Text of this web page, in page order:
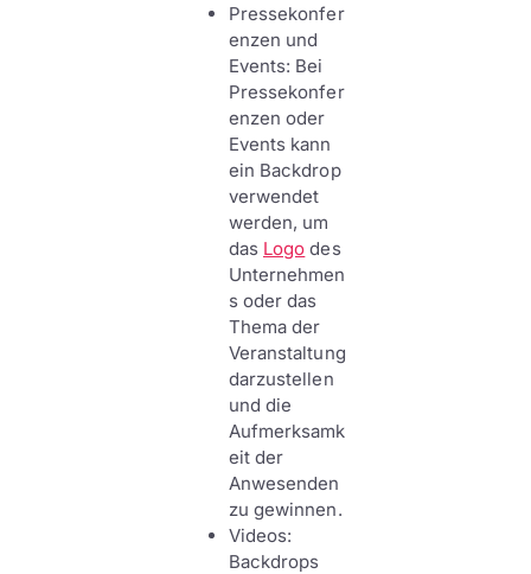
Pressekonfer
enzen und
Events: Bei
Pressekonfer
enzen oder
Events kann
ein Backdrop
verwendet
werden, um
das Logo des
Unternehmen
s oder das
Thema der
Veranstaltung
darzustellen
und die
Aufmerksamk
eit der
Anwesenden
zu gewinnen.
Videos:
Backdrops